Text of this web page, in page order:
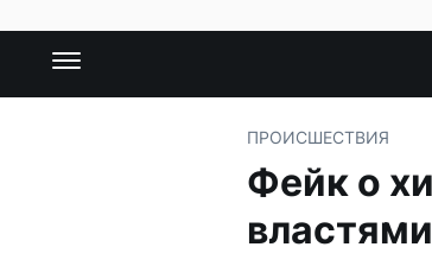
ПРОИСШЕСТВИЯ
Фейк о
властями